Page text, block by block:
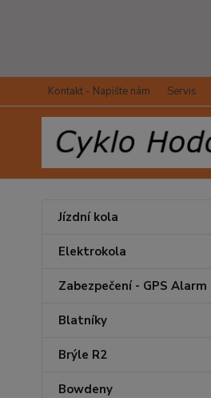
Kontakt - Napište nám Servis
Jízdní kola
Elektrokola
Zabezpečení - GPS Alarm
Blatníky
Brýle R2
Bowdeny